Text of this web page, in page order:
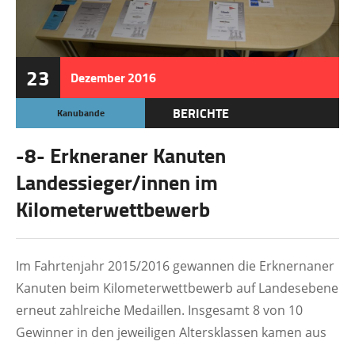
23 Dezember2016
Kanubande BERICHTE
-8- Erkneraner Kanuten
Landessieger/innen im
Kilometerwettbewerb
Im Fahrtenjahr 2015/2016 gewannen die Erknernaner
Kanuten beim Kilometerwettbewerb auf Landesebene
erneut zahlreiche Medaillen. Insgesamt 8 von 10
Gewinner in den jeweiligen Altersklassen kamen aus